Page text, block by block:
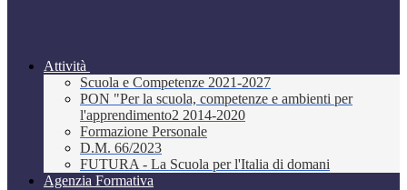
Attività
Scuola e Competenze 2021-2027
PON "Per la scuola, competenze e ambienti per
l'apprendimento2 2014-2020
Formazione Personale
D.M. 66/2023
FUTURA - La Scuola per l'Italia di domani
Agenzia Formativa